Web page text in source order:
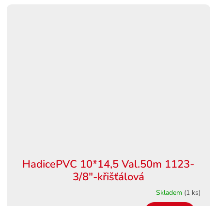
HadicePVC 10*14,5 Val.50m 1123-
3/8"-křišťálová
Skladem (1 ks)